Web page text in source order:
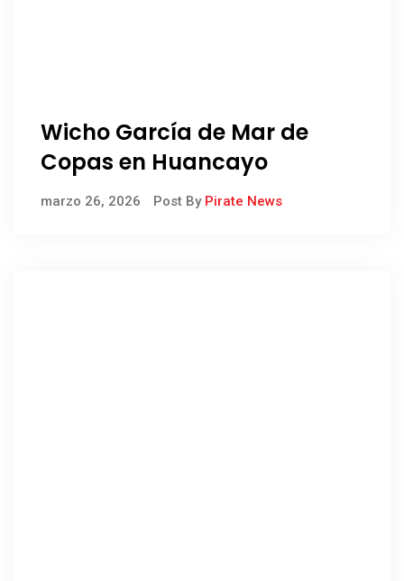
Wicho García de Mar de
Copas en Huancayo
marzo 26, 2026 Post By Pirate News